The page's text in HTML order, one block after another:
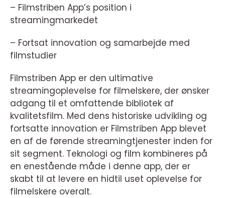
– Filmstriben App’s position i
streamingmarkedet
– Fortsat innovation og samarbejde med
filmstudier
Filmstriben App er den ultimative
streamingoplevelse for filmelskere, der ønsker
adgang til et omfattende bibliotek af
kvalitetsfilm. Med dens historiske udvikling og
fortsatte innovation er Filmstriben App blevet
en af de førende streamingtjenester inden for
sit segment. Teknologi og film kombineres på
en enestående måde i denne app, der er
skabt til at levere en hidtil uset oplevelse for
filmelskere overalt.